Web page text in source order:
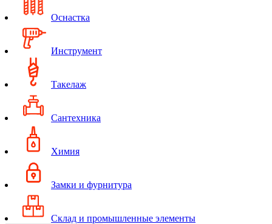
Оснастка
Инструмент
Такелаж
Сантехника
Химия
Замки и фурнитура
Склад и промышленные элементы